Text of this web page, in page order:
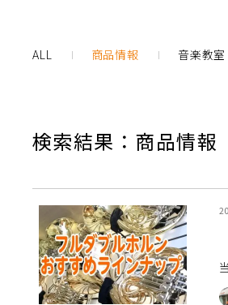
ALL 商品情報 音楽教室
検索結果：商品情報